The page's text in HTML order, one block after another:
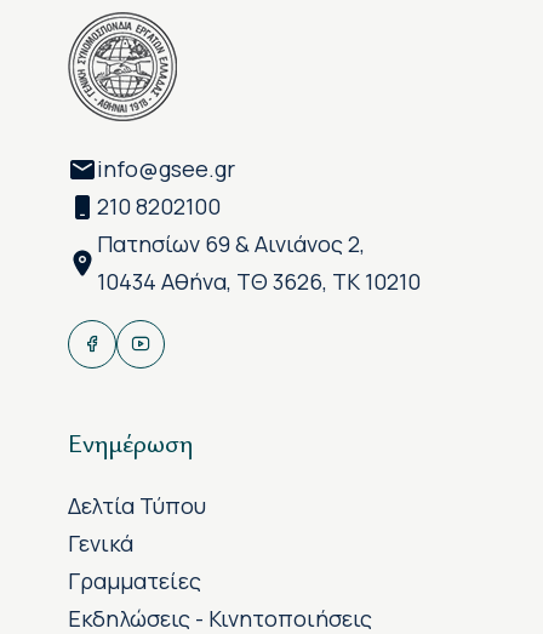
info@gsee.gr
210 8202100
Πατησίων 69 & Αινιάνος 2,
10434 Αθήνα, ΤΘ 3626, ΤΚ 10210
Ενημέρωση
Δελτία Τύπου
Γενικά
Γραμματείες
Εκδηλώσεις - Κινητοποιήσεις